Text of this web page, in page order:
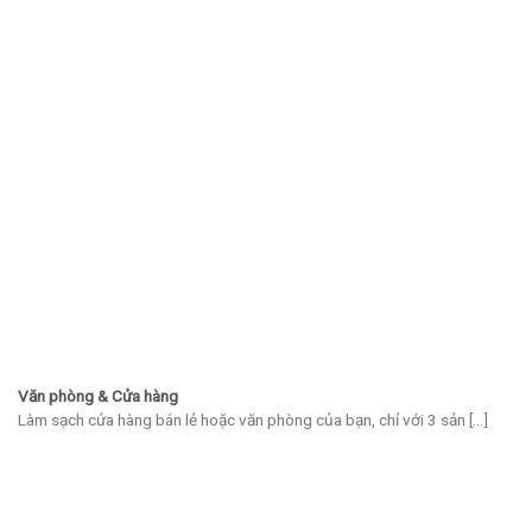
Văn phòng & Cửa hàng
Làm sạch cửa hàng bán lẻ hoặc văn phòng của bạn, chỉ với 3 sản [...]